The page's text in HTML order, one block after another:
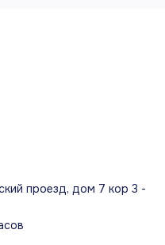
проезд, дом 7 кор 3 -